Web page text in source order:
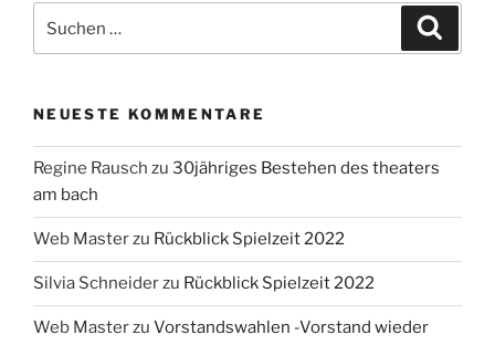
nach:
NEUESTE KOMMENTARE
Regine Rausch zu 30jähriges Bestehen des theaters
am bach
Web Masterzu Rückblick Spielzeit 2022
Silvia Schneiderzu Rückblick Spielzeit 2022
Web Masterzu Vorstandswahlen -Vorstand wieder